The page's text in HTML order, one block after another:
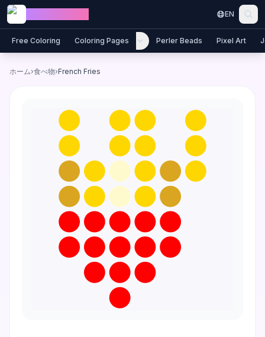
Skip to content
EN
Free Coloring Coloring Pages Perler Beads Pixel Art
ホーム›食べ物›French Fries